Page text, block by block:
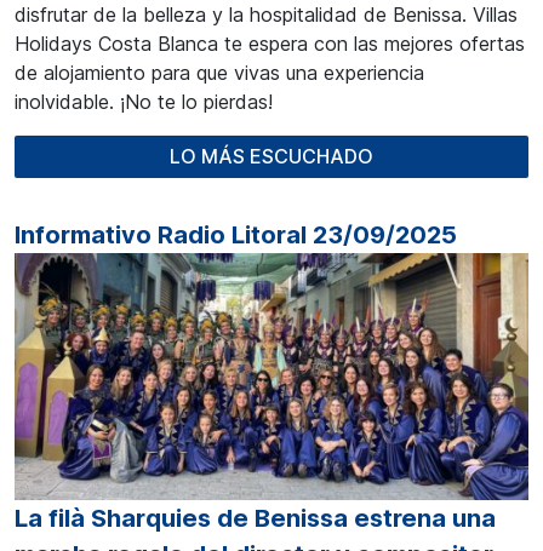
disfrutar de la belleza y la hospitalidad de Benissa. Villas
Holidays Costa Blanca te espera con las mejores ofertas
de alojamiento para que vivas una experiencia
inolvidable. ¡No te lo pierdas!
LO MÁS ESCUCHADO
Informativo Radio Litoral 23/09/2025
La filà Sharquies de Benissa estrena una